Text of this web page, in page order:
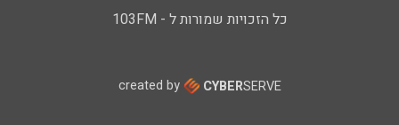
כל הזכויות שמורות ל - 103FM
created by CYBERSERVE